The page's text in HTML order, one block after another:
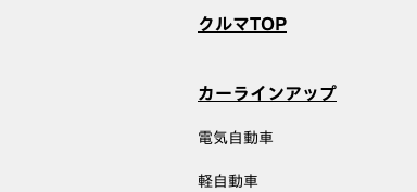
クルマTOP
カーラインアップ
電気自動車
軽自動車